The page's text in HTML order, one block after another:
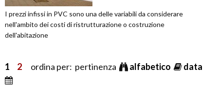
I prezzi infissi in PVC sono una delle variabili da considerare
nell'ambito dei costi di ristrutturazione o costruzione
dell'abitazione
1 2 ordina per: pertinenza alfabetico data